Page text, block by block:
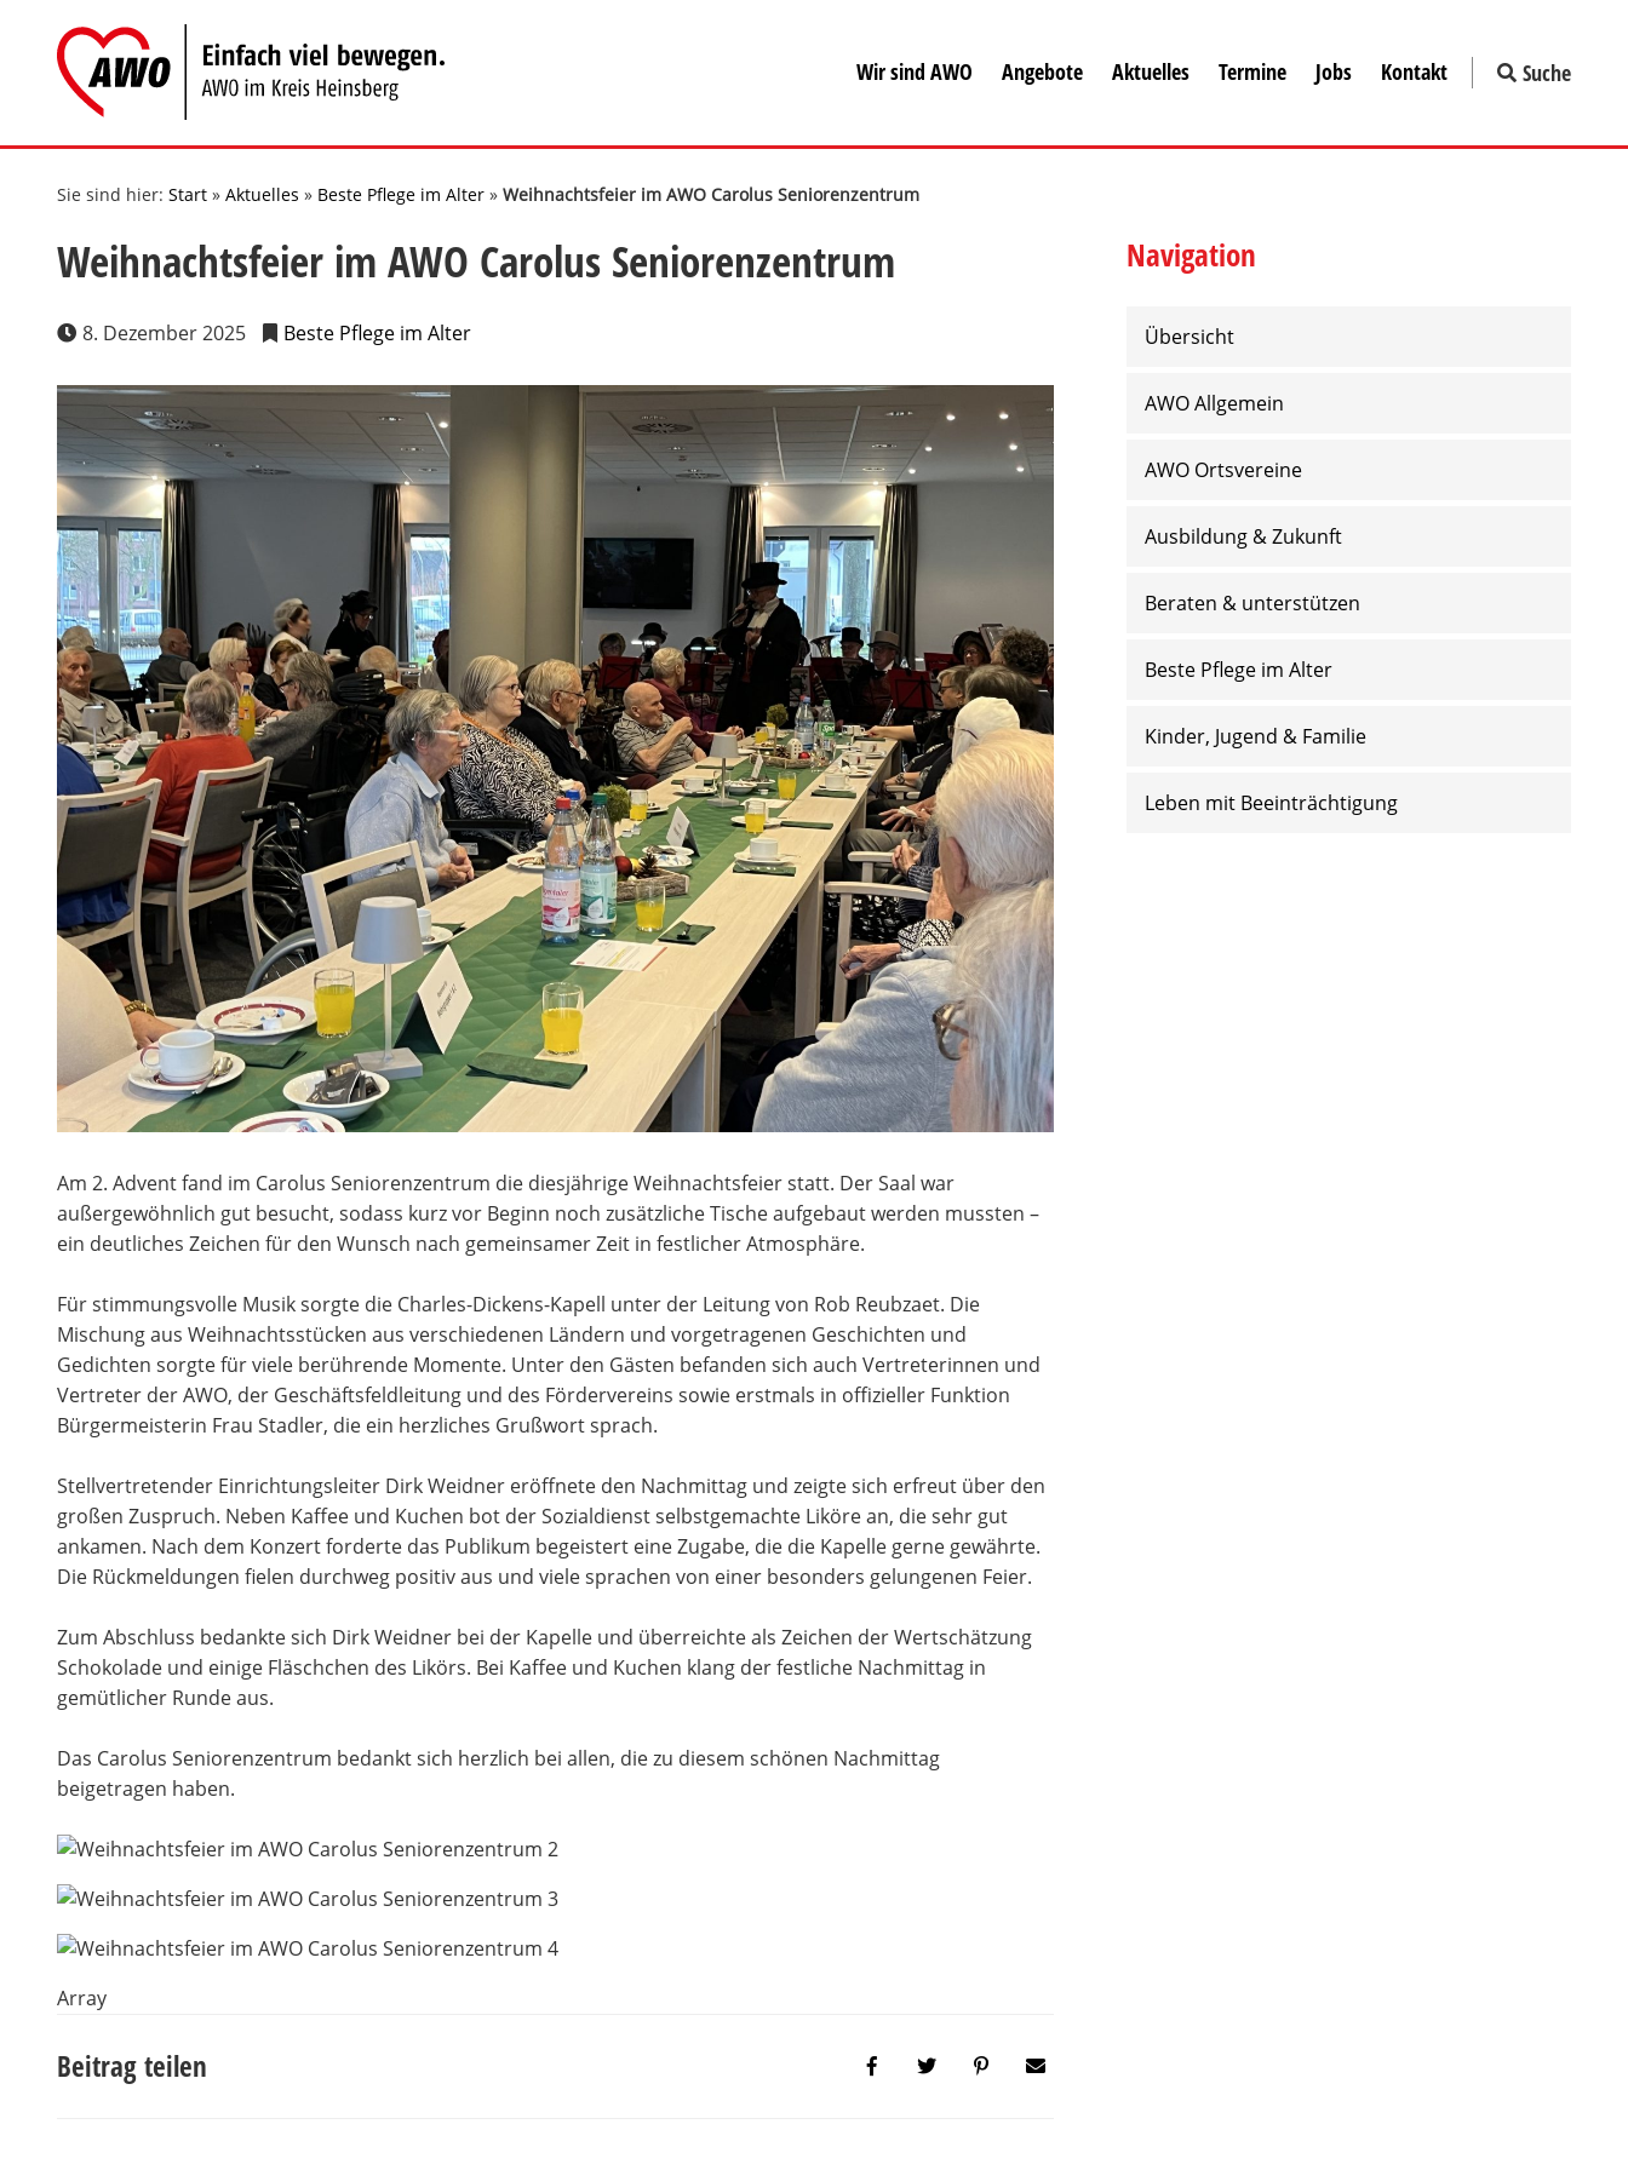
springen
Suche
Wir sind AWO Angebote Aktuelles Termine Jobs Kontakt
Sie sind hier: Start » Aktuelles » Beste Pflege im Alter » Weihnachtsfeier im AWO Carolus Seniorenzentrum
Weihnachtsfeier im AWO Carolus Seniorenzentrum
8. Dezember 2025 Beste Pflege im Alter
Am 2. Advent fand im Carolus Seniorenzentrum die diesjährige Weihnachtsfeier statt. Der Saal war
außergewöhnlich gut besucht, sodass kurz vor Beginn noch zusätzliche Tische aufgebaut werden mussten –
ein deutliches Zeichen für den Wunsch nach gemeinsamer Zeit in festlicher Atmosphäre.
Für stimmungsvolle Musik sorgte die Charles-Dickens-Kapell unter der Leitung von Rob Reubzaet. Die
Mischung aus Weihnachtsstücken aus verschiedenen Ländern und vorgetragenen Geschichten und
Gedichten sorgte für viele berührende Momente. Unter den Gästen befanden sich auch Vertreterinnen und
Vertreter der AWO, der Geschäftsfeldleitung und des Fördervereins sowie erstmals in offizieller Funktion
Bürgermeisterin Frau Stadler, die ein herzliches Grußwort sprach.
Stellvertretender Einrichtungsleiter Dirk Weidner eröffnete den Nachmittag und zeigte sich erfreut über den
großen Zuspruch. Neben Kaffee und Kuchen bot der Sozialdienst selbstgemachte Liköre an, die sehr gut
ankamen. Nach dem Konzert forderte das Publikum begeistert eine Zugabe, die die Kapelle gerne gewährte.
Die Rückmeldungen fielen durchweg positiv aus und viele sprachen von einer besonders gelungenen Feier.
Zum Abschluss bedankte sich Dirk Weidner bei der Kapelle und überreichte als Zeichen der Wertschätzung
Schokolade und einige Fläschchen des Likörs. Bei Kaffee und Kuchen klang der festliche Nachmittag in
gemütlicher Runde aus.
Das Carolus Seniorenzentrum bedankt sich herzlich bei allen, die zu diesem schönen Nachmittag
beigetragen haben.
Array
Beitrag teilen
Navigation
Übersicht
AWO Allgemein
AWO Ortsvereine
Ausbildung & Zukunft
Beraten & unterstützen
Beste Pflege im Alter
Kinder, Jugend & Familie
Leben mit Beeinträchtigung